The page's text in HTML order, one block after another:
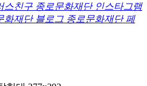
스친구 종로문화재단 인스타그램
화재단 블로그 종로문화재단 페